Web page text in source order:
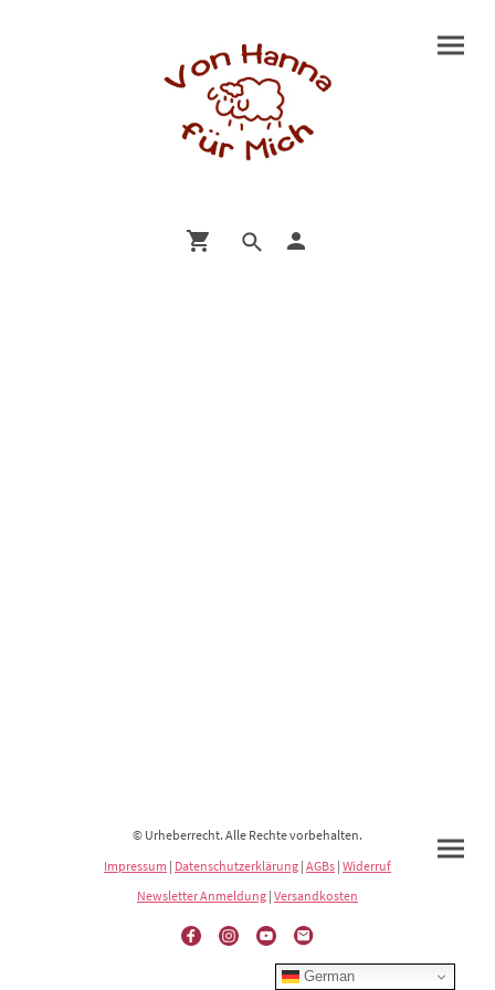
© Urheberrecht. Alle Rechte vorbehalten.
Impressum | Datenschutzerklärung | AGBs | Widerruf
Newsletter Anmeldung | Versandkosten
German